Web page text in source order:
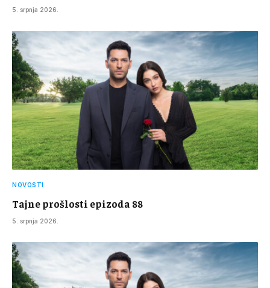
5. srpnja 2026.
NOVOSTI
Tajne prošlosti epizoda 88
5. srpnja 2026.